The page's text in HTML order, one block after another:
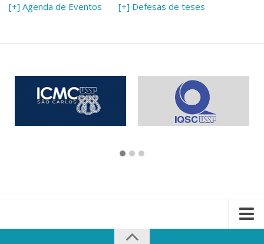
[+] Agenda de Eventos [+] Defesas de teses